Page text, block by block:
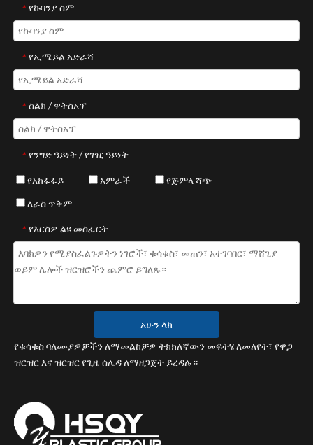
* የኩባንያ ስም
* የኢሜይል አድራሻ
* ስልክ / ዋትስአፕ
* የንግድ ዓይነት / የገዢ ዓይነት
የአከፋፋይ አምራች
የጅምላ ሻጭ
ለራስ ጥቅም
* የእርስዎ ልዩ መስፈርት
አሁን ላክ
የቁሳቁስ ባለሙያዎቻችን ለማመልከቻዎ ትክክለኛውን መፍትሄ ለመለየት፣ የዋጋ
ዝርዝር እና ዝርዝር የጊዜ ሰሌዳ ለማዘጋጀት ይረዳሉ።